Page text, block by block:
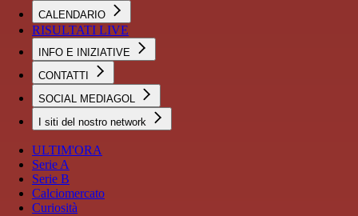
CALENDARIO
RISULTATI LIVE
INFO E INIZIATIVE
CONTATTI
SOCIAL MEDIAGOL
I siti del nostro network
ULTIM'ORA
Serie A
Serie B
Calciomercato
Curiosità